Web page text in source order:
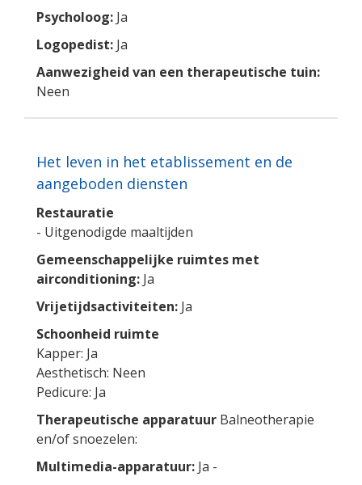
Psycholoog: Ja
Logopedist: Ja
Aanwezigheid van een therapeutische tuin:
Neen
Het leven in het etablissement en de
aangeboden diensten
Restauratie
- Uitgenodigde maaltijden
Gemeenschappelijke ruimtes met
airconditioning: Ja
Vrijetijdsactiviteiten: Ja
Schoonheid ruimte
Kapper: Ja
Aesthetisch: Neen
Pedicure: Ja
Therapeutische apparatuur Balneotherapie
en/of snoezelen:
Multimedia-apparatuur: Ja -